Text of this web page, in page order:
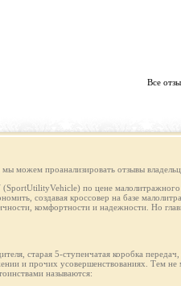
Все
можем проанализировать отзывы
по цене малолитражного
создавая кроссовер на базе
комфортности и надежности. Но
старая 5-ступенчатая коробка передач,
и прочих усовершенствованиях. Тем не
называются: